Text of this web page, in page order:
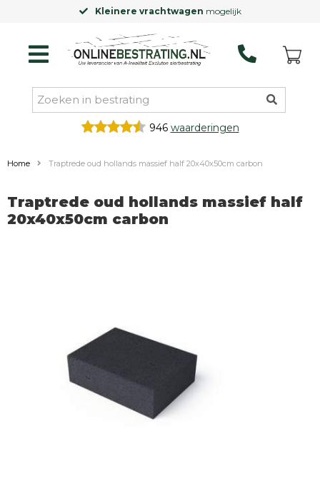
Kleinere vrachtwagen mogelijk
946 waarderingen
Home Traptrede oud hollands massief half 20x40x50cm carbon
Traptrede oud hollands massief half
20x40x50cm carbon